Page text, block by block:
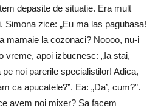
depasite de situatie. Era mult
Simona zice: „Eu ma las pagubasa!
mamaie la cozonaci? Noooo, nu-i
vreme, apoi izbucnesc: „Ia stai,
noi parerile specialistilor! Adica,
ca apucatele?”. Ea: „Da’, cum?”.
avem noi mixer? Sa facem